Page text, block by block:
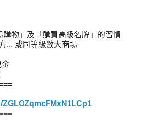
購物」及「購買高級名牌」的習慣
... 或同等級數大商場
金